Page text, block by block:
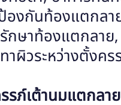
รภ์เต้านมแตกลาย